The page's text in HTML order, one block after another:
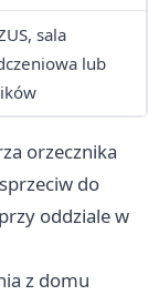
sala
lub
orzecznika
do
oddziale w
z domu